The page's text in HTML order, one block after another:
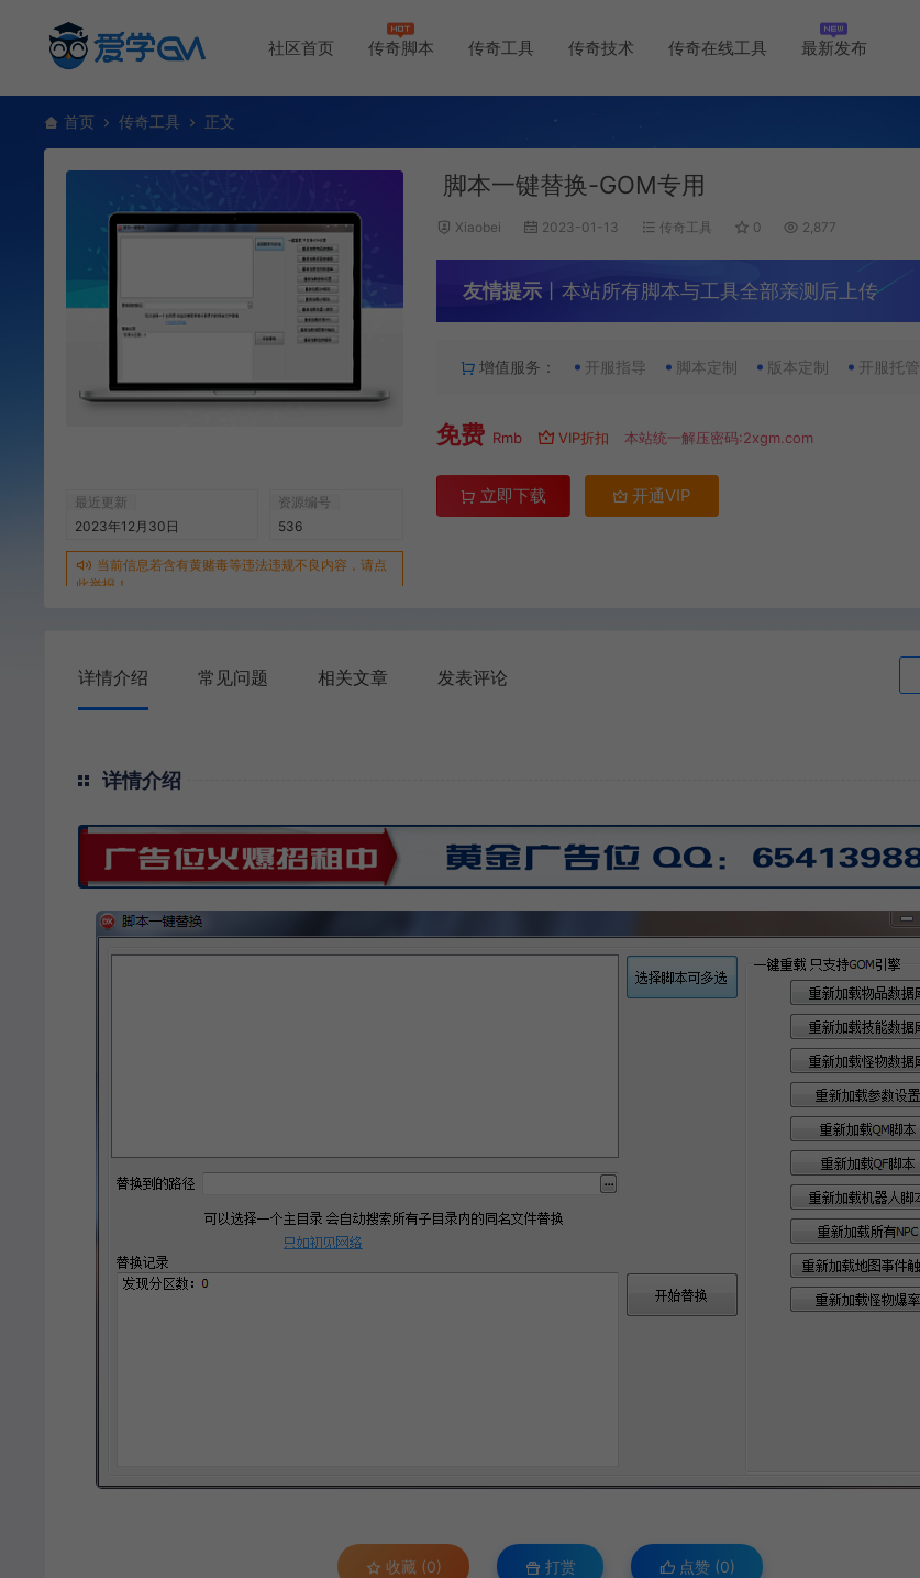
社区首页 传奇脚本 传奇工具 传奇技术 传奇在线工具 最新发布
首页 传奇工具 正文
最近更新
2023年12月30日
资源编号
536
当前信息若含有黄赌毒等违法违规不良内容，请点
此举报！
脚本一键替换-GOM专用
Xiaobei 2023-01-13 传奇工具 0 2,877
友情提示 丨本站所有脚本与工具全部亲测后上传
增值服务： 开服指导 脚本定制 版本定制 开服托管
免费 Rmb VIP折扣 本站统一解压密码:2xgm.com
立即下载 开通VIP
详情介绍 常见问题 相关文章 发表评论
详情介绍
收藏 (0) 打赏 点赞 (0)